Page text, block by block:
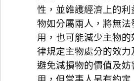
性，並維護經濟上的
物如分屬兩人，將無
用，也可能減少主物
律規定主物處分的效力
避免減損物的價值及